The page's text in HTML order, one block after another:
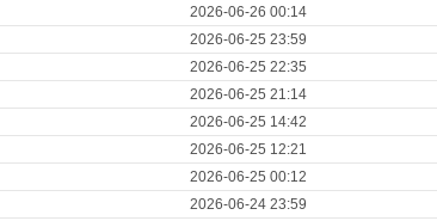
2026-06-26 00:14
2026-06-25 23:59
2026-06-25 22:35
2026-06-25 21:14
2026-06-25 14:42
2026-06-25 12:21
2026-06-25 00:12
2026-06-24 23:59